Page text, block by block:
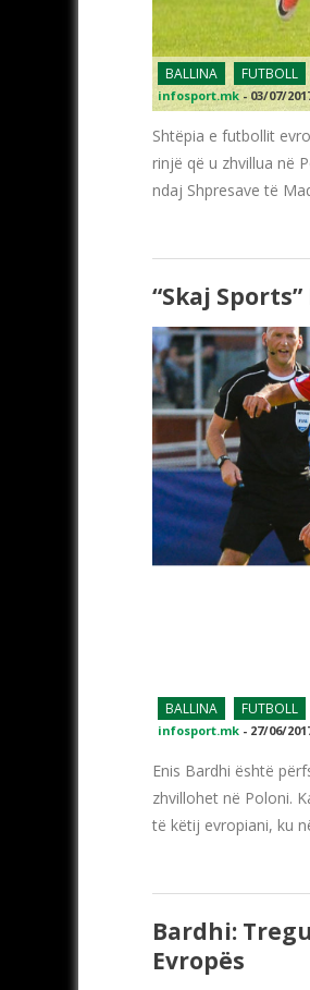
BALLINA FUTBOLL
infosport.mk - 03/07/
Shtëpia e futbollit
rinjë që u zhvillua në
ndaj Shpresave të
“Skaj
BALLINA FUTBOLL
infosport.mk - 27/06/
Enis Bardhi është
zhvillohet në Poloni.
të këtij evropiani, ku
Bardhi:
Evropës